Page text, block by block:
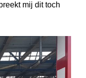
mij dit toch